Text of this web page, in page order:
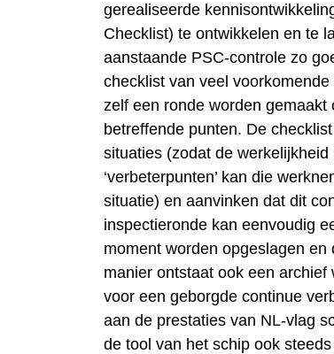
gerealiseerde
Checklist) te ontwikkelen en te
aanstaande PSC-controle zo
checklist van veel
zelf een ronde worden
betreffende punten. De
situaties (zodat de
‘verbeterpunten’ kan die
situatie) en aanvinken dat dit
inspectieronde kan eenvoudig
moment worden opgeslagen en
manier ontstaat ook een
voor een geborgde continue
aan de prestaties van NL-vlag
de tool van het schip ook